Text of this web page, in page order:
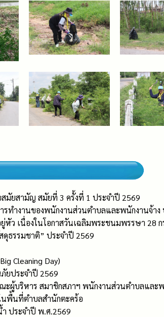
มัยสามัญ สมัยที่ 3 ครั้งที่ 1 ประจำปี 2569
รทำงานของพนักงานส่วนตำบลและพนักงานจ้า
หัว เนื่องในโอกาสวันเฉลิมพระชนมพรรษา 28
ดุธรรมชาติ” ประจำปี 2569
Cleaning Day)
ยประจำปี 2569
ณะผู้บริหาร สมาชิกสภาฯ พนักงานส่วนตำบลแล
นพื้นที่ตำบลสำนักตะคร้อ
ำ ประจำปี พ.ศ.2569